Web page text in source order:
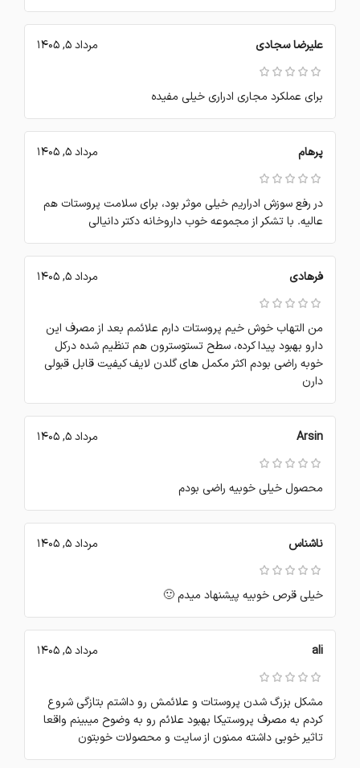
علیرضا سجادی مرداد 5, 1405
برای عملکرد مجاری ادراری خیلی مفیده
پرهام مرداد 5, 1405
در رفع سوزش ادراریم خیلی موثر بود، برای سلامت پروستات هم
عالیه. با تشکر از مجموعه خوب داروخانه دکتر دانیالی
فرهادی مرداد 5, 1405
من التهاب خوش خیم پروستات دارم علائمم بعد از مصرف این
دارو بهبود پیدا کرده، سطح تستوسترون هم تنظیم شده درکل
خوبه راضی بودم اکثر مکمل های گلدن لایف کیفیت قابل قبولی
دارن
Arsin مرداد 5, 1405
محصول خیلی خوبیه راضی بودم
ناشناس مرداد 5, 1405
خیلی قرص خوبیه پیشنهاد میدم 🙂
ali مرداد 5, 1405
مشکل بزرگ شدن پروستات و علائمش رو داشتم بتازگی شروع
کردم به مصرف پروستیکا بهبود علائم رو به وضوح میبینم واقعا
تاثیر خوبی داشته ممنون از سایت و محصولات خوبتون